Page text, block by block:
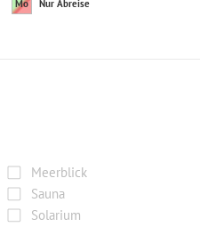
Mo Nur Abreise
Meerblick
Sauna
Solarium